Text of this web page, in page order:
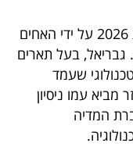
חברת NanoCo הוקמה בתחילת שנת 2026 על ידי האחים
גבריאל, בעל תארים
שעמד
מביא עמו ניסיון
המדיה